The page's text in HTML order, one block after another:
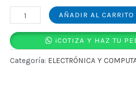
ESTABILIZADOR
REGULADOR
4
AÑADIR AL CARRITO
¡COTIZA Y HAZ TU
Categoría: ELECTRÓNICA Y